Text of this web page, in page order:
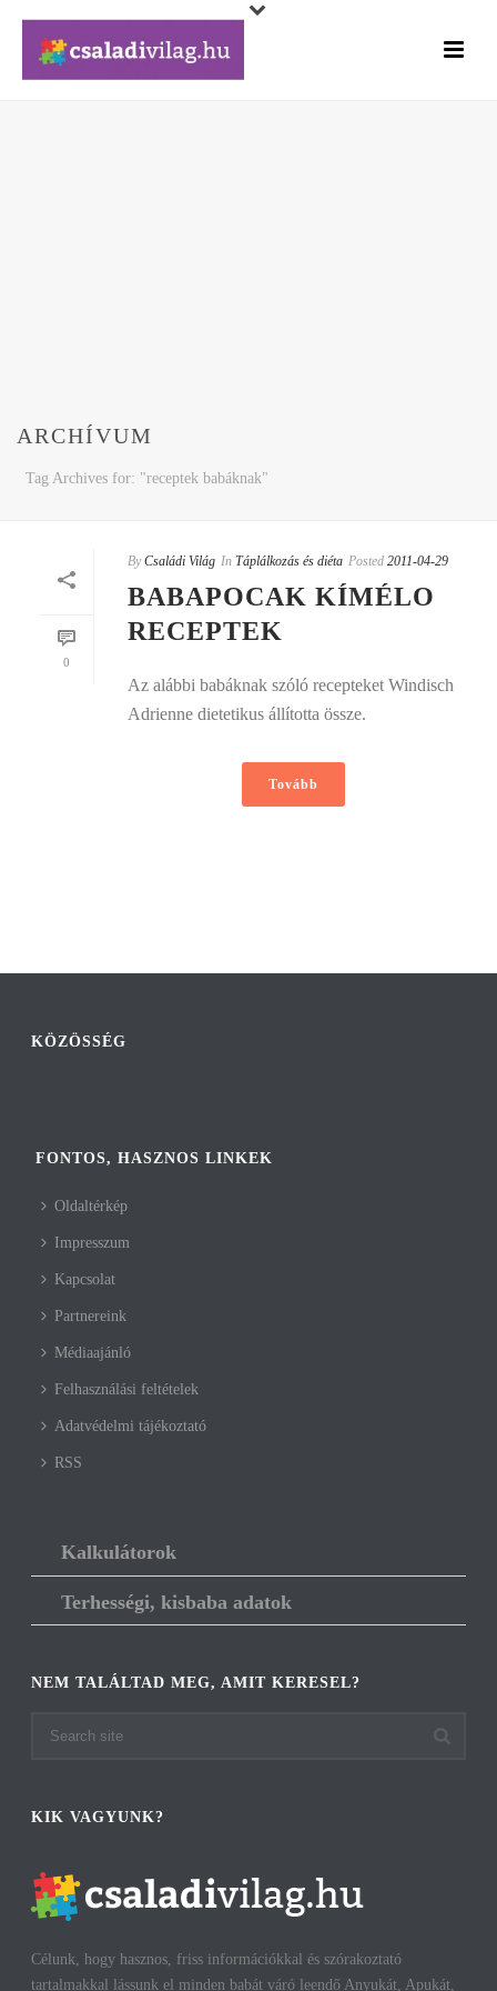
ARCHÍVUM
Tag Archives for: "receptek babáknak"
0
By Családi Világ In Táplálkozás és diéta Posted 2011-04-29
BABAPOCAK KÍMÉLO
RECEPTEK
Az alábbi babáknak szóló recepteket Windisch
Adrienne dietetikus állította össze.
Tovább
KÖZÖSSÉG
FONTOS, HASZNOS LINKEK
Oldaltérkép
Impresszum
Kapcsolat
Partnereink
Médiaajánló
Felhasználási feltételek
Adatvédelmi tájékoztató
RSS
Kalkulátorok
Terhességi, kisbaba adatok
NEM TALÁLTAD MEG, AMIT KERESEL?
KIK VAGYUNK?
Célunk, hogy hasznos, friss információkkal és szórakoztató
tartalmakkal lássunk el minden babát váró leendő Anyukát, Apukát,